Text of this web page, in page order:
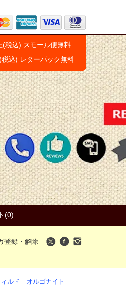
(税込) スモール便無料
込) レターパック無料
(0)
登録・解除
ルド オルゴナイト